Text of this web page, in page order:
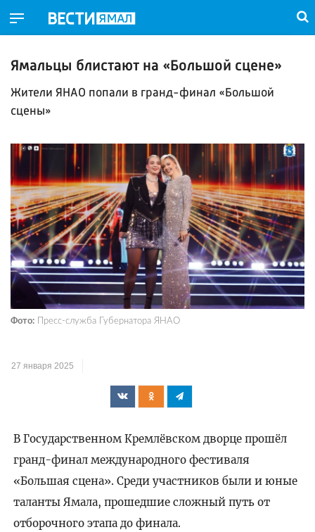
Ямальцы блистают на «Большой сцене»
Жители ЯНАО попали в гранд-финал «Большой
сцены»
Фото: Пресс-служба Губернатора ЯНАО
27 января 2025
В Государственном Кремлёвском дворце прошёл
гранд-финал международного фестиваля
«Большая сцена». Среди участников были и юные
таланты Ямала, прошедшие сложный путь от
отборочного этапа до финала.